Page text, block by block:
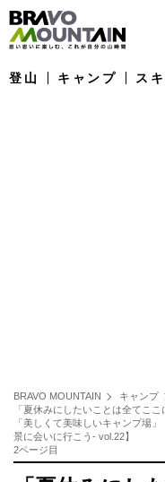
登山 キャンプ ス
BRAVO MOUNTAIN
キャンプ
「夏休みにしたいことは全てこ
「美しくて美味しいキャンプ場
景に会いに行こう- vol.22】
2ページ目